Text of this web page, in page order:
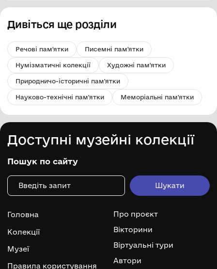
Дивіться ще розділи
Речові пам'ятки Писемні пам'ятки
Нумізматичні колекції Художні пам'ятки
Природничо-історичні пам'ятки
Науково-технічні пам'ятки Меморіальні пам'ятки
Доступні музейні колекції
Пошук по сайту
Головна
Колекції
Музеї
Правила користування
Про проєкт
Вікторини
Віртуальні тури
Автори